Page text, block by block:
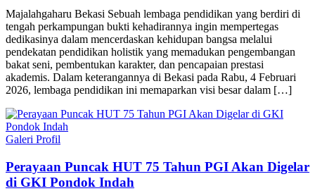
Majalahgaharu Bekasi Sebuah lembaga pendidikan yang berdiri di
tengah perkampungan bukti kehadirannya ingin mempertegas
dedikasinya dalam mencerdaskan kehidupan bangsa melalui
pendekatan pendidikan holistik yang memadukan pengembangan
bakat seni, pembentukan karakter, dan pencapaian prestasi
akademis. Dalam keterangannya di Bekasi pada Rabu, 4 Februari
2026, lembaga pendidikan ini memaparkan visi besar dalam […]
Galeri Profil
Perayaan Puncak HUT 75 Tahun PGI Akan Digelar
di GKI Pondok Indah